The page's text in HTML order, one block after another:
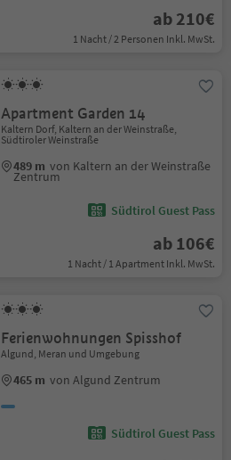
ab 210€
1 Nacht / 2 Personen Inkl. MwSt.
Apartment Garden 14
Kaltern Dorf, Kaltern an der Weinstraße,
Südtiroler Weinstraße
489 m von Kaltern an der Weinstraße
Zentrum
Südtirol Guest Pass
ab 106€
1 Nacht / 1 Apartment Inkl. MwSt.
Ferienwohnungen Spisshof
Algund, Meran und Umgebung
465 m von Algund Zentrum
Südtirol Guest Pass